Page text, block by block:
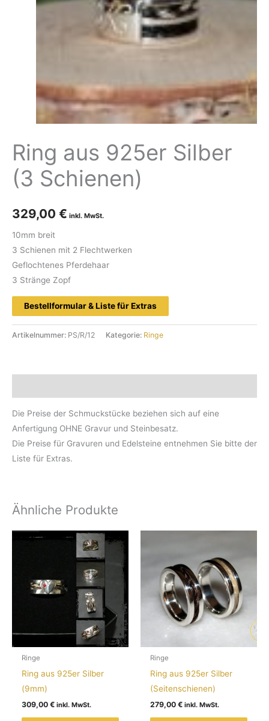
Ring aus 925er Silber
(3 Schienen)
329,00 €
10mm breit
3 Schienen mit 2 Flechtwerken
Geflochtenes Pferdehaar
3 Stränge Zopf
Bestellformular & Liste für Extras
Artikelnummer: PS/R/12 Kategorie: Ringe
Die Preise der Schmuckstücke beziehen sich auf eine
Anfertigung OHNE Gravur und Steinbesatz.
Die Preise für Gravuren und Edelsteine entnehmen Sie bitte der
Liste für Extras.
Ähnliche Produkte
Ringe
Ring aus 925er Silber
(9mm)
309,00€
Ringe
Ring aus 925er Silber
(Seitenschienen)
279,00€